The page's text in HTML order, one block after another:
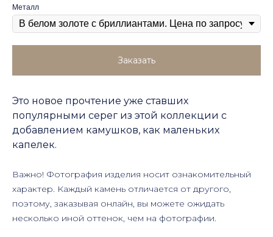
Металл
Заказать
Это новое прочтение уже ставших
популярными серег из этой коллекции с
добавлением камушков, как маленьких
капелек.
Важно! Фотография изделия носит ознакомительный
характер. Каждый камень отличается от другого,
поэтому, заказывая онлайн, вы можете ожидать
несколько иной оттенок, чем на фотографии.